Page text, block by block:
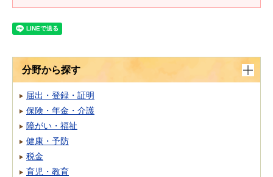
分野から探す
届出・登録・証明
保険・年金・介護
障がい・福祉
健康・予防
税金
育児・教育